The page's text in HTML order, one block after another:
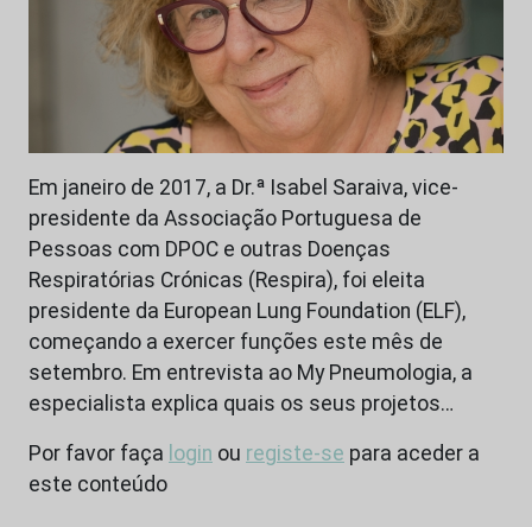
Em janeiro de 2017, a Dr.ª Isabel Saraiva, vice-
presidente da Associação Portuguesa de
Pessoas com DPOC e outras Doenças
Respiratórias Crónicas (Respira), foi eleita
presidente da European Lung Foundation (ELF),
começando a exercer funções este mês de
setembro. Em entrevista ao My Pneumologia, a
especialista explica quais os seus projetos…
Por favor faça login ou registe-se para aceder a
este conteúdo